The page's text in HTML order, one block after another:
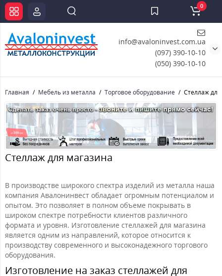
info@avaloninvest.com.ua
(097) 390-10-10
(050) 390-10-10
0
Главная Мебель из металла Торговое оборудование Стеллаж
Стеллаж для магазина
В производстве широкого спектра изделий из металла наша
компания Авалонинвест обладает огромным потенциалом и
опытом. Это позволяет в полном объеме покрывать в
широком спектре потребности клиентов различного
формата и уровня. Изготовление стеллажей для магазина
является одним из направлений, которое относится к
производству современного и высоконадежного торгового
оборудования.
Изготовление на заказ стеллажей для